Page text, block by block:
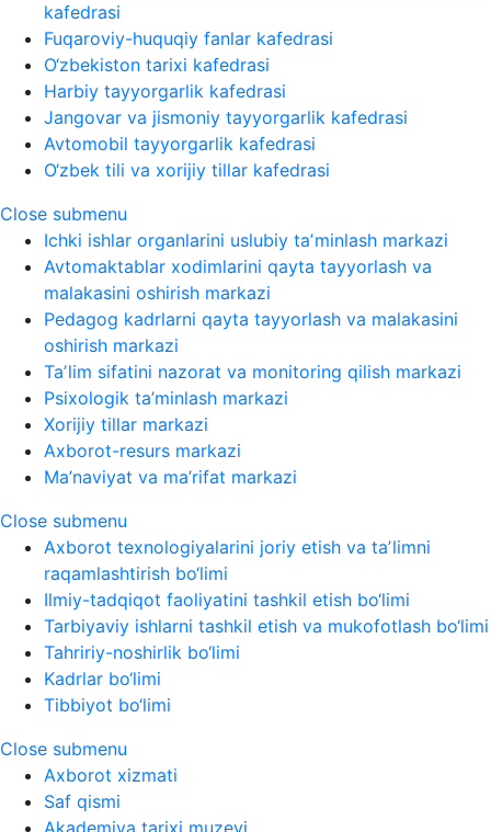
kafedrasi
Fuqaroviy-huquqiy fanlar kafedrasi
O‘zbekiston tarixi kafedrasi
Harbiy tayyorgarlik kafedrasi
Jangovar va jismoniy tayyorgarlik kafedrasi
Avtomobil tayyorgarlik kafedrasi
O‘zbek tili va xorijiy tillar kafedrasi
Close submenu
Ichki ishlar organlarini uslubiy taʼminlash markazi
Avtomaktablar xodimlarini qayta tayyorlash va
malakasini oshirish markazi
Pedagog kadrlarni qayta tayyorlash va malakasini
oshirish markazi
Taʼlim sifatini nazorat va monitoring qilish markazi
Psixologik ta’minlash markazi
Xorijiy tillar markazi
Axborot-resurs markazi
Ma’naviyat va ma’rifat markazi
Close submenu
Axborot texnologiyalarini joriy etish va taʼlimni
raqamlashtirish bo‘limi
Ilmiy-tadqiqot faoliyatini tashkil etish bo‘limi
Tarbiyaviy ishlarni tashkil etish va mukofotlash bo‘limi
Tahririy-noshirlik bo‘limi
Kadrlar bo‘limi
Tibbiyot bo‘limi
Close submenu
Axborot xizmati
Saf qismi
Akademiya tarixi muzeyi